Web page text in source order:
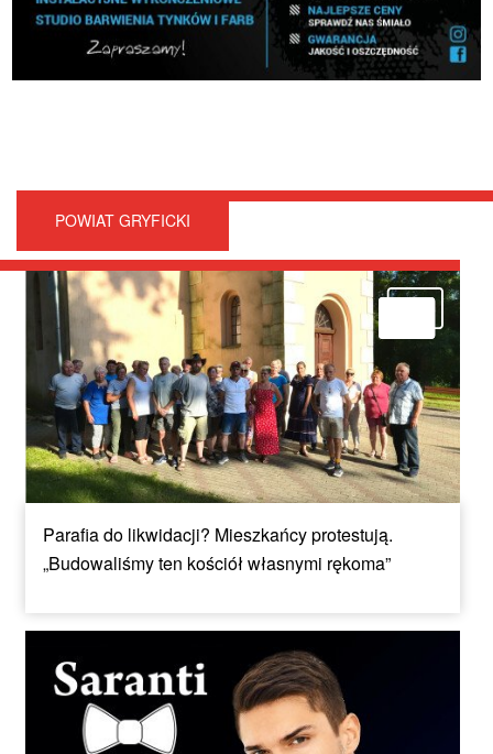
POWIAT GRYFICKI
Parafia do likwidacji? Mieszkańcy protestują.
„Budowaliśmy ten kościół własnymi rękoma”